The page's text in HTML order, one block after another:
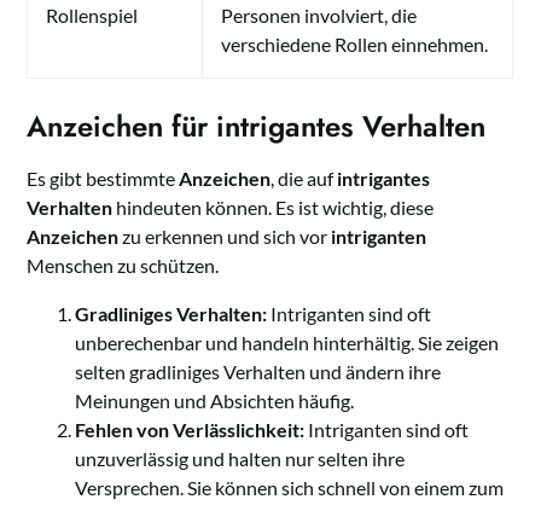
Rollenspiel
Personen involviert, die
verschiedene Rollen einnehmen.
Anzeichen für intrigantes Verhalten
Es gibt bestimmteAnzeichen, die aufintrigantes
Verhalten hindeuten können. Es ist wichtig, diese
Anzeichenzu erkennen und sich vor intriganten
Menschen zu schützen.
Gradliniges Verhalten: Intriganten sind oft
unberechenbar und handeln hinterhältig. Sie zeigen
selten gradliniges Verhalten und ändern ihre
Meinungen und Absichten häufig.
Fehlen von Verlässlichkeit: Intriganten sind oft
unzuverlässig und halten nur selten ihre
Versprechen. Sie können sich schnell von einem zum